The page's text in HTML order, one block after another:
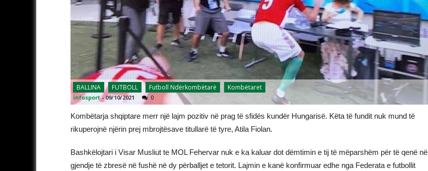
BALLINA FUTBOLL Futboll Ndërkombëtarë Kombëtaret
infosport -09/10/2021 0
Kombëtarja shqiptare merr një lajm pozitiv në prag të sfidës kundër Hungarisë. Këta të fundit nuk mund të
rikuperojnë njërin prej mbrojtësave titullarë të tyre, Atila Fiolan.
Bashkëlojtari i Visar Musliut te MOL Fehervar nuk e ka kaluar dot dëmtimin e tij të mëparshëm për të qenë në
gjendje të zbresë në fushë në dy përballjet e tetorit. Lajmin e kanë konfirmuar edhe nga Federata e futbollit